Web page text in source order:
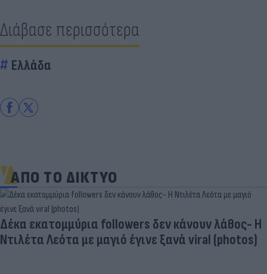
Διάβασε περισσότερα
Ελλάδα
ΑΠΟ ΤΟ ΔΙΚΤΥΟ
Δέκα εκατομμύρια followers δεν κάνουν λάθος- Η
Ντιλέτα Λεότα με μαγιό έγινε ξανά viral (photos)